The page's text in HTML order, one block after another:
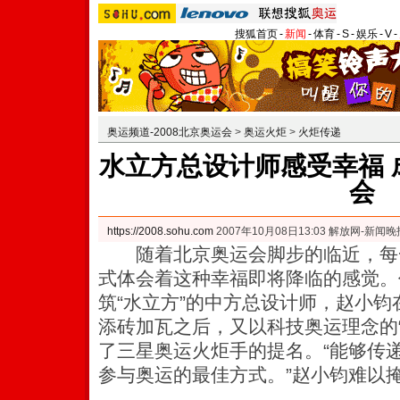
搜狐首页-新闻 -体育-S-娱乐-V-
奥运频道-2008北京奥运会 > 奥运火炬 > 火炬传递
水立方总设计师感受幸福
会
https://2008.sohu.com 2007年10月08日13:03 解放网-新闻晚
随着北京奥运会脚步的临近，每
式体会着这种幸福即将降临的感觉
筑“水立方”的中方总设计师，赵小
添砖加瓦之后，又以科技奥运理念
了三星奥运火炬手的提名。 “能够传
参与奥运的最佳方式。”赵小钧难以